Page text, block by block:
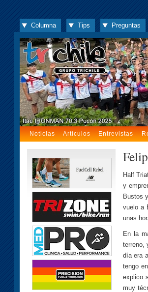
Columna Tips Preguntas
Noticias Artículos Entrevistas
Half
y
Bustos
vuelo a
unas
En la
terreno,
día era
tengo
explico
muy